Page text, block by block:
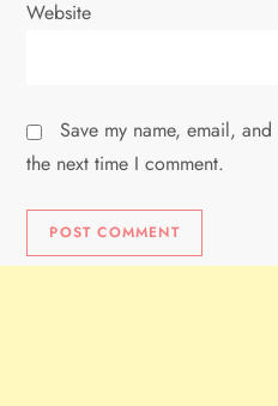
Website
Save my name, email,
the next time I comment.